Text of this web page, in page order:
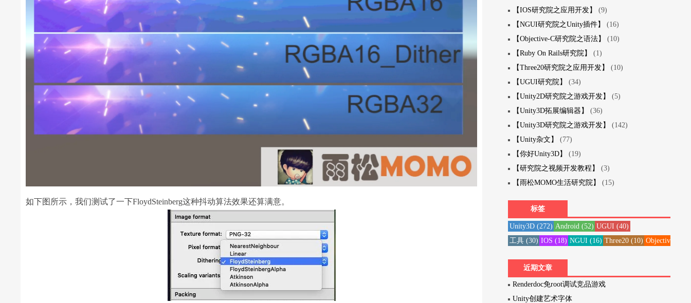
如下图所示，我们测试了一下FloydSteinberg这种抖动算法效果还算满意。
【IOS研究院之应用开发】
(9)
【NGUI研究院之Unity插件】
(16)
【Objective-C研究院之语法】
(10)
【Ruby On Rails研究院】
(1)
【Three20研究院之应用开发】
(10)
【UGUI研究院】
(34)
【Unity2D研究院之游戏开发】
(5)
【Unity3D拓展编辑器】
(36)
【Unity3D研究院之游戏开发】
(142)
【Unity杂文】
(77)
【你好Unity3D】
(19)
【研究院之视频开发教程】
(3)
【雨松MOMO生活研究院】
(15)
标签
Unity3D(272) Android(52) UGUI (40)
工具(30) IOS (18) NGUI (16) Three20(10) Objective-C
近期文章
Renderdoc免root调试竞品游戏
Unity创建艺术字体